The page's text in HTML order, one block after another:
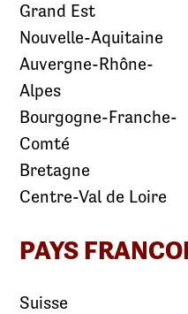
Grand Est
Nouvelle-Aquitaine
Auvergne-Rhône-
Alpes
Bourgogne-Franche-
Comté
Bretagne
Centre-Val de Loire
PAYS
Suisse